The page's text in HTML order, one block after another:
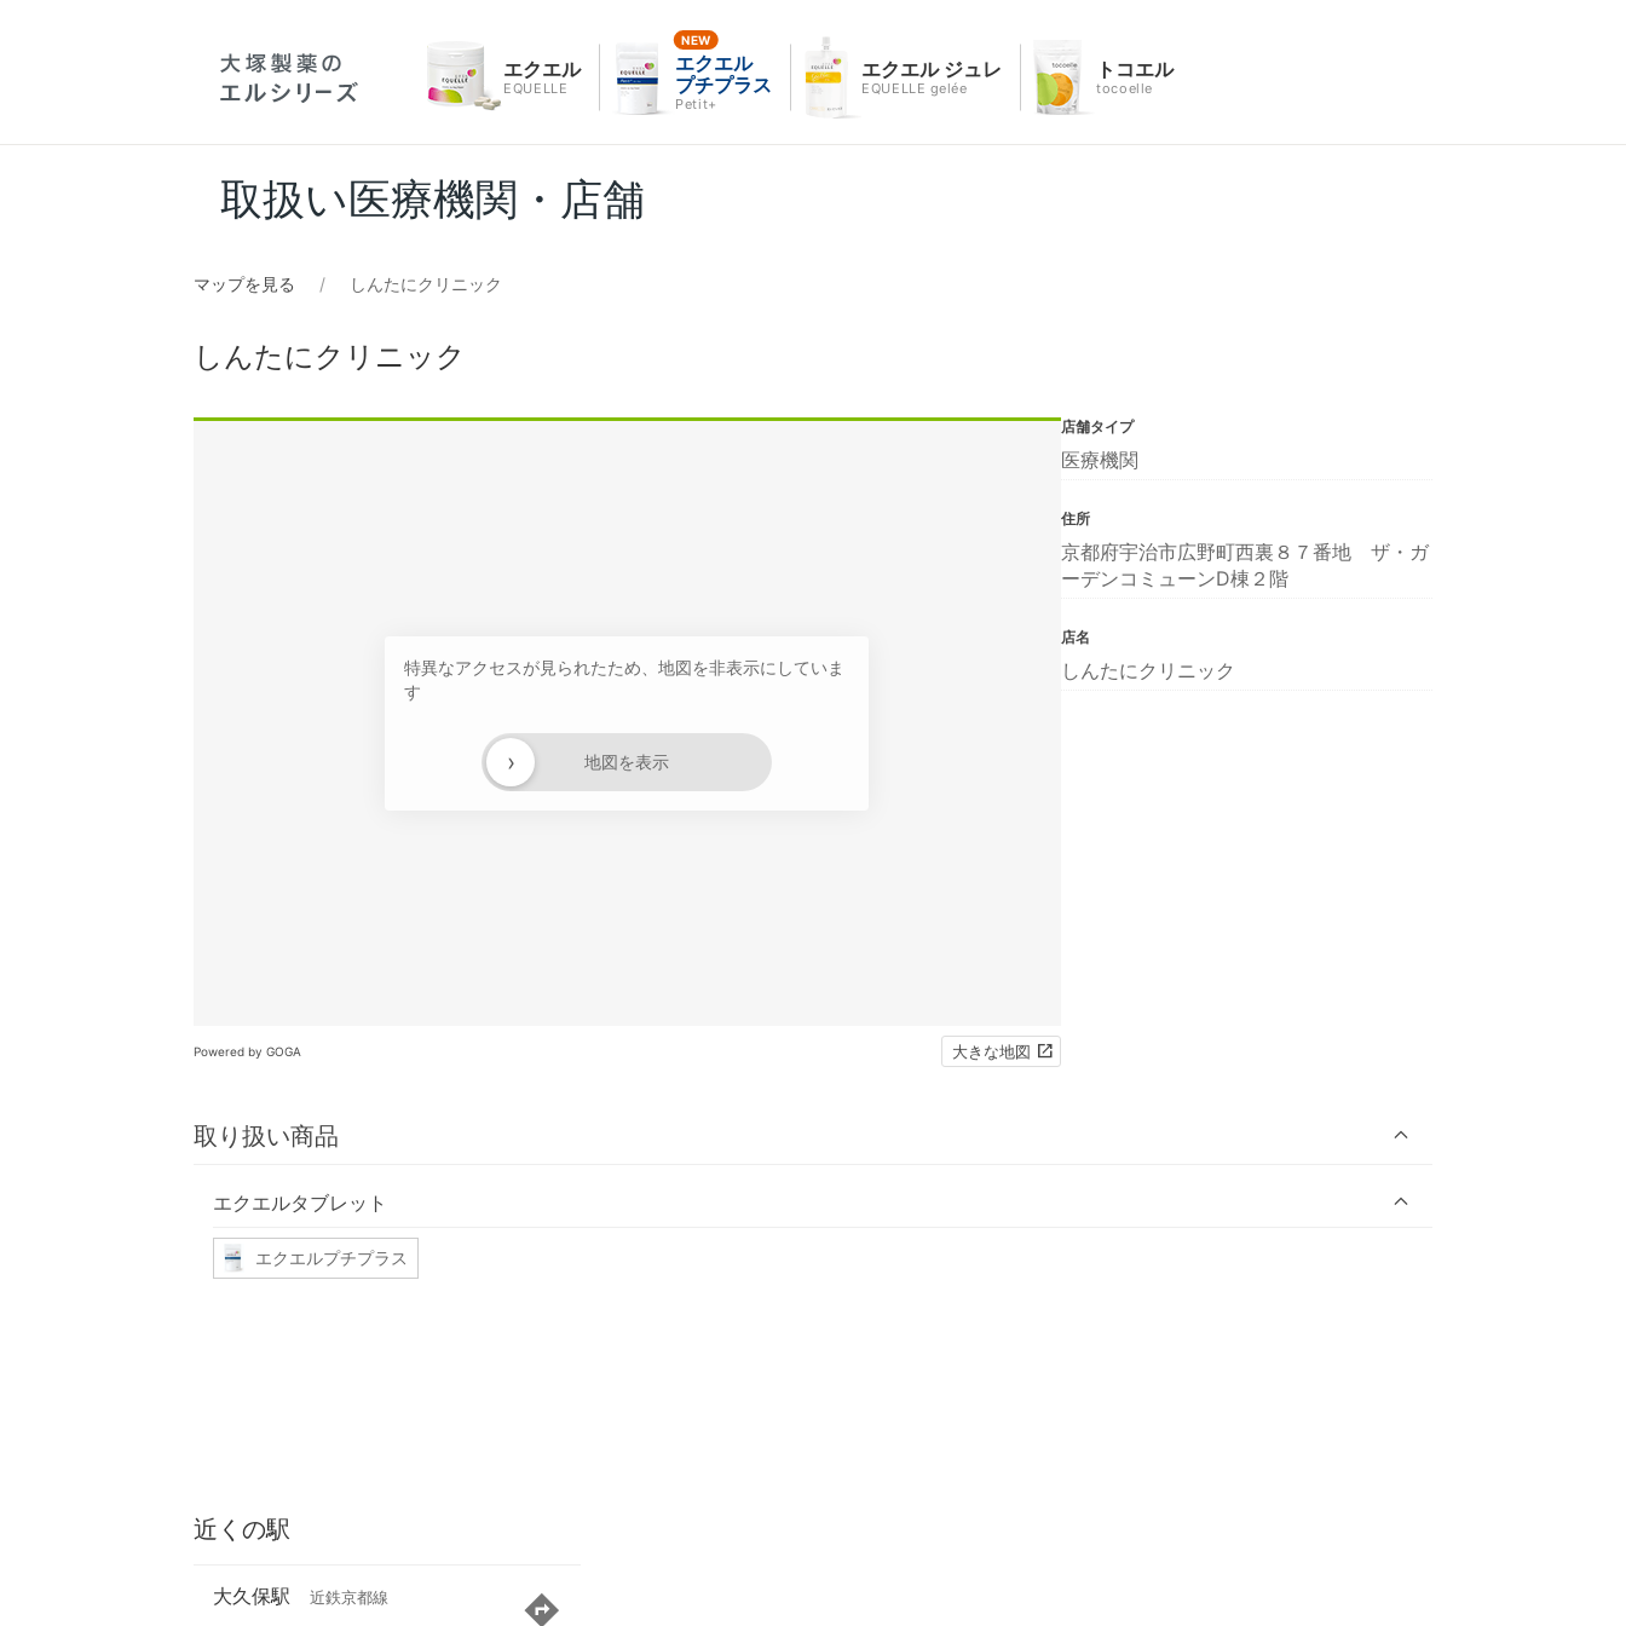
エクエル
EQUELLE
エクエル
プチプラス
Petit+
エクエル ジュレ
EQUELLE gelée
トコエル
tocoelle
取扱い医療機関・店舗
マップを見る しんたにクリニック
しんたにクリニック
特異なアクセスが見られたため、地図を非表示にしていま
す
地図を表示
›
Powered by GOGA 大きな地図
取り扱い商品
エクエルタブレット
エクエルプチプラス
店舗タイプ
医療機関
住所
京都府宇治市広野町西裏８７番地 ザ・ガ
ーデンコミューンD棟２階
店名
しんたにクリニック
近くの駅
大久保駅 近鉄京都線